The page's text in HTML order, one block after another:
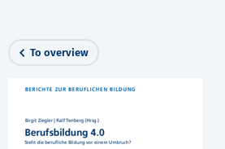
To overview